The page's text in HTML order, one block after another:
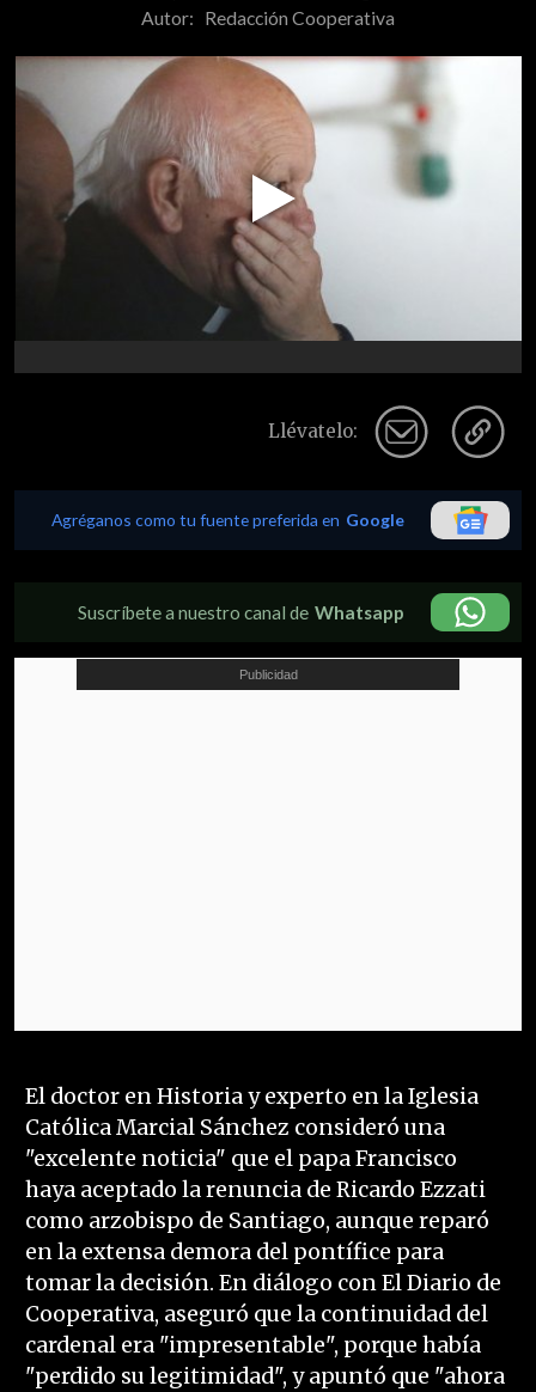
Autor: Redacción Cooperativa
Play
Video
Llévatelo:
Agréganos como tu fuente preferida en Google
Suscríbete a nuestro canal de Whatsapp
El doctor en Historia y experto en la Iglesia
Católica Marcial Sánchez consideró una
"excelente noticia" que el papa Francisco
haya aceptado la renuncia de Ricardo Ezzati
como arzobispo de Santiago, aunque reparó
en la extensa demora del pontífice para
tomar la decisión. En diálogo con El Diario de
Cooperativa, aseguró que la continuidad del
cardenal era "impresentable", porque había
"perdido su legitimidad", y apuntó que "ahora